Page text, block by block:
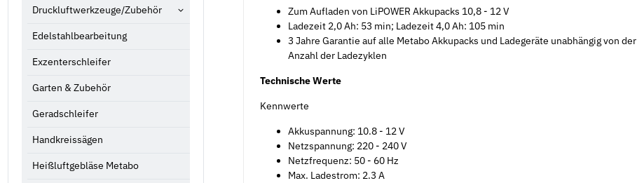
Zum Aufladen von LiPOWER Akkupacks 10,8 - 12 V
Ladezeit 2,0 Ah: 53 min; Ladezeit 4,0 Ah: 105 min
3 Jahre Garantie auf alle Metabo Akkupacks und Ladegeräte unabhängig von der
Anzahl der Ladezyklen
Technische Werte
Kennwerte
Akkuspannung: 10.8 - 12 V
Netzspannung: 220 - 240 V
Netzfrequenz: 50 - 60 Hz
Max. Ladestrom: 2.3 A
Druckluftwerkzeuge/Zubehör
Edelstahlbearbeitung
Exzenterschleifer
Garten & Zubehör
Geradschleifer
Handkreissägen
Heißluftgebläse Metabo